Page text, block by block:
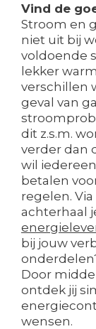
Vind de
Stroom en
niet uit bij
voldoende
lekker
verschillen
geval van
dit z.s.m.
verder dan
wil
betalen
regelen.
achterhaal
bij jouw
Door
ontdek jij
wensen.